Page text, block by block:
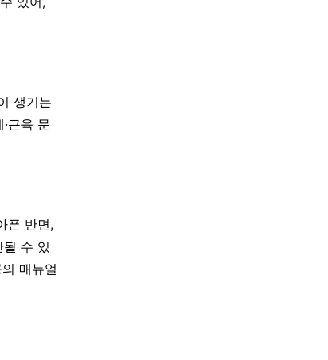
생기는
근육 문
픈 반면,
될 수 있
매뉴얼